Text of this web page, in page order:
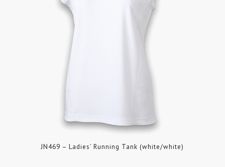
JN469 – Ladies’ Running Tank (white/white)